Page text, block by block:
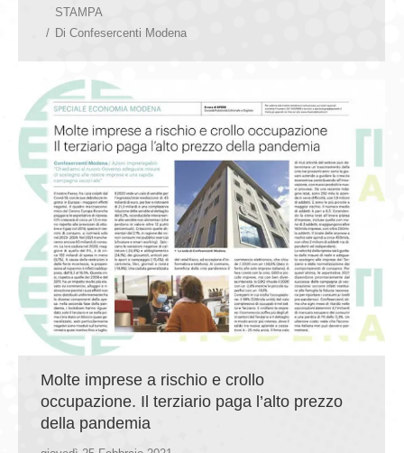
STAMPA
Di Confesercenti Modena
Molte imprese a rischio e crollo
occupazione. Il terziario paga l’alto prezzo
della pandemia